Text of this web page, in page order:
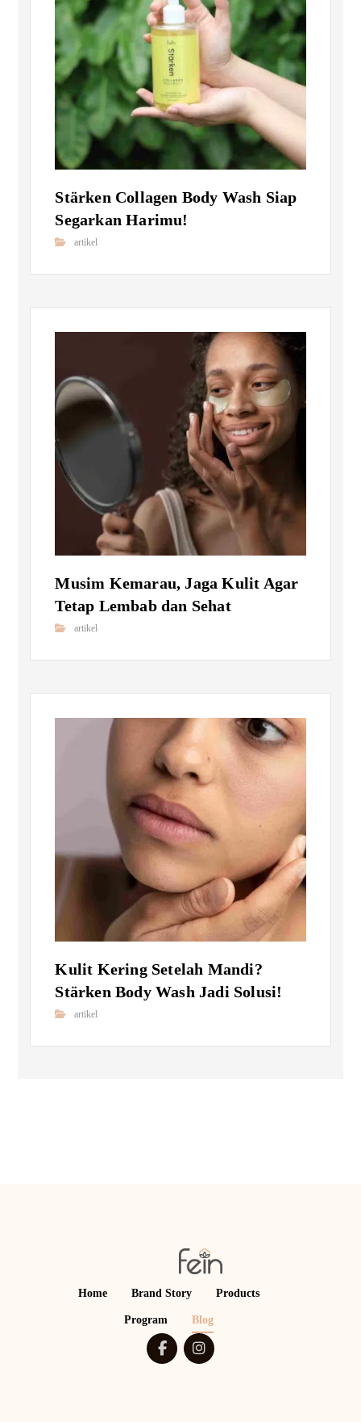
Stärken Collagen Body Wash Siap
Segarkan Harimu!
artikel
Musim Kemarau, Jaga Kulit Agar
Tetap Lembab dan Sehat
artikel
Kulit Kering Setelah Mandi?
Stärken Body Wash Jadi Solusi!
artikel
Home Brand Story Products
Program Blog